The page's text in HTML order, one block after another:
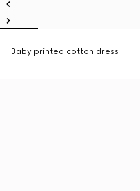
Baby printed cotton dress